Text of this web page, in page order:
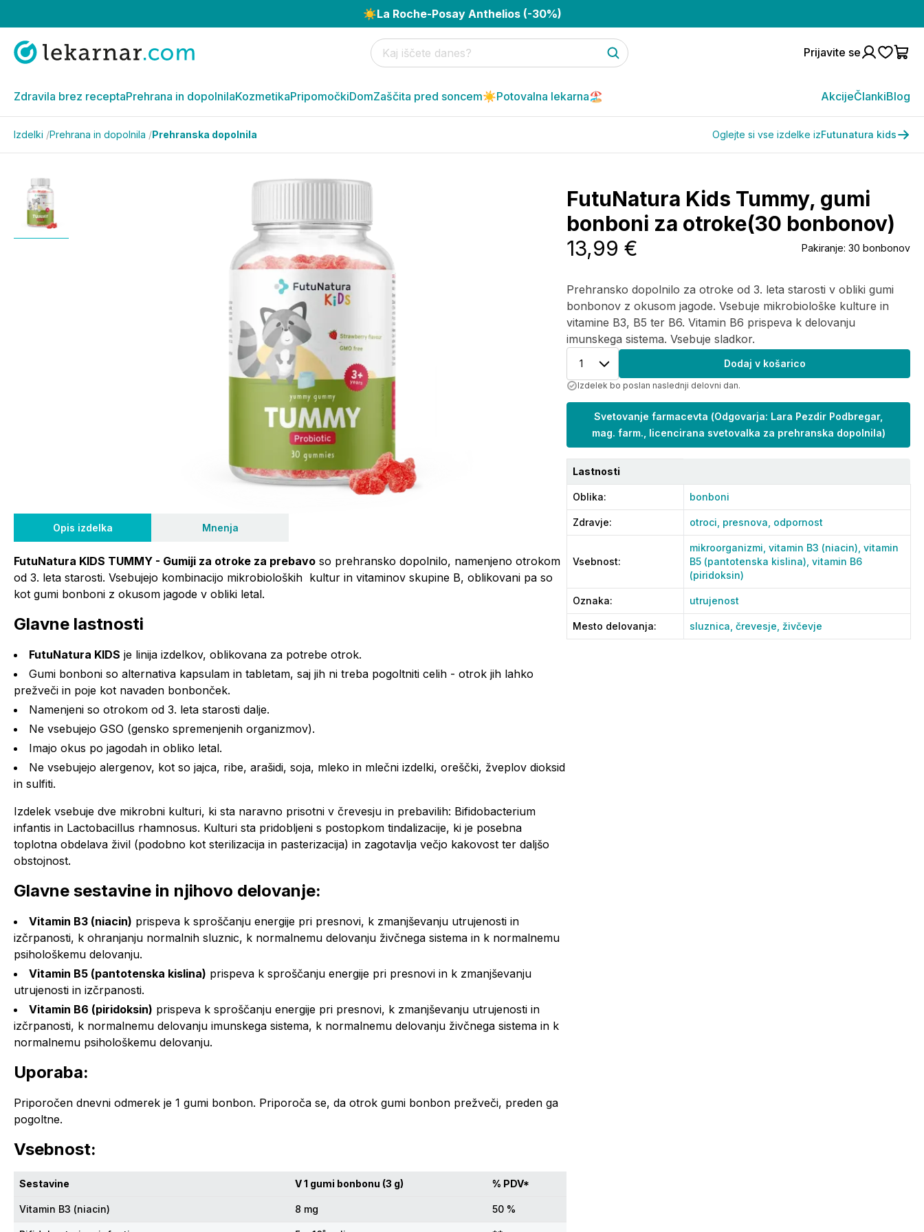
☀️La Roche-Posay Anthelios (-30%)
Prijavite se
Zdravila brez receptaPrehrana in dopolnilaKozmetikaPripomočkiDomZaščita pred soncem☀️Potovalna lekarna🏖️ AkcijeČlankiBlog
Izdelki /Prehrana in dopolnila /Prehranska dopolnila Oglejte si vse izdelke izFutunatura kids
Opis izdelka Mnenja
FutuNatura KIDS TUMMY - Gumiji za otroke za prebavo so prehransko dopolnilo, namenjeno otrokom
od 3. leta starosti. Vsebujejo kombinacijo mikrobioloških kultur in vitaminov skupine B, oblikovani pa so
kot gumi bonboni z okusom jagode v obliki letal.
Glavne lastnosti
FutuNatura KIDS je linija izdelkov, oblikovana za potrebe otrok.
Gumi bonboni so alternativa kapsulam in tabletam, saj jih ni treba pogoltniti celih - otrok jih lahko
prežveči in poje kot navaden bonbonček.
Namenjeni so otrokom od 3. leta starosti dalje.
Ne vsebujejo GSO (gensko spremenjenih organizmov).
Imajo okus po jagodah in obliko letal.
Ne vsebujejo alergenov, kot so jajca, ribe, arašidi, soja, mleko in mlečni izdelki, oreščki, žveplov dioksid
in sulfiti.
Izdelek vsebuje dve mikrobni kulturi, ki sta naravno prisotni v črevesju in prebavilih: Bifidobacterium
infantis in Lactobacillus rhamnosus. Kulturi sta pridobljeni s postopkom tindalizacije, ki je posebna
toplotna obdelava živil (podobno kot sterilizacija in pasterizacija) in zagotavlja večjo kakovost ter daljšo
obstojnost.
Glavne sestavine in njihovo delovanje:
Vitamin B3 (niacin) prispeva k sproščanju energije pri presnovi, k zmanjševanju utrujenosti in
izčrpanosti, k ohranjanju normalnih sluznic, k normalnemu delovanju živčnega sistema in k normalnemu
psihološkemu delovanju.
Vitamin B5 (pantotenska kislina) prispeva k sproščanju energije pri presnovi in k zmanjševanju
utrujenosti in izčrpanosti.
Vitamin B6 (piridoksin) prispeva k sproščanju energije pri presnovi, k zmanjševanju utrujenosti in
izčrpanosti, k normalnemu delovanju imunskega sistema, k normalnemu delovanju živčnega sistema in k
normalnemu psihološkemu delovanju.
Uporaba:
Priporočen dnevni odmerek je 1 gumi bonbon. Priporoča se, da otrok gumi bonbon prežveči, preden ga
pogoltne.
Vsebnost:
Sestavine V 1 gumi bonbonu (3 g) % PDV*
Vitamin B3 (niacin) 8 mg 50 %
FutuNatura Kids Tummy, gumi
bonboni za otroke(30 bonbonov)
Prehransko dopolnilo za otroke od 3. leta starosti v obliki gumi
bonbonov z okusom jagode. Vsebuje mikrobiološke kulture in
vitamine B3, B5 ter B6. Vitamin B6 prispeva k delovanju
imunskega sistema. Vsebuje sladkor.
13,99 € Pakiranje: 30 bonbonov
1 Dodaj v košarico
Izdelek bo poslan naslednji delovni dan.
Svetovanje farmacevta (Odgovarja: Lara Pezdir Podbregar,
mag. farm., licencirana svetovalka za prehranska dopolnila)
Lastnosti
Oblika: bonboni
Zdravje: otroci, presnova, odpornost
Vsebnost:
mikroorganizmi, vitamin B3 (niacin), vitamin
B5 (pantotenska kislina), vitamin B6
(piridoksin)
Oznaka: utrujenost
Mesto delovanja: sluznica, črevesje, živčevje